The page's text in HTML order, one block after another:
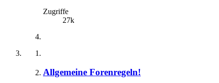
Zugriffe
27k
Allgemeine Forenregeln!